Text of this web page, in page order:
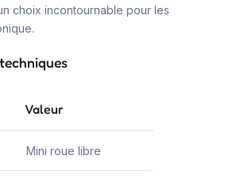
choix incontournable pour les
Valeur
Mini roue libre